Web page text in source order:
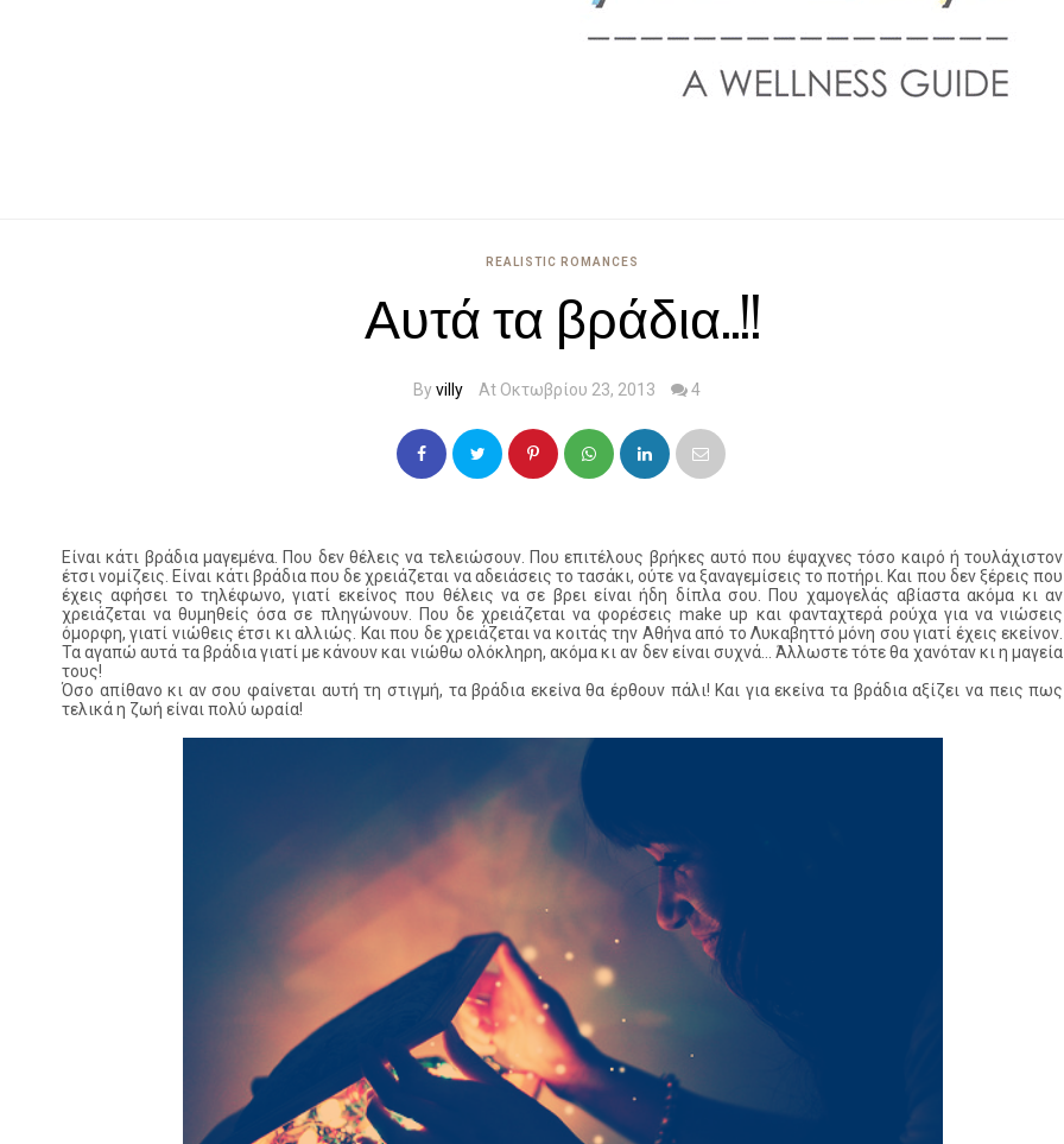
REALISTIC ROMANCES
Αυτά τα βράδια..!!
Byvilly At Οκτωβρίου 23, 2013 4
Είναι κάτι βράδια μαγεμένα. Που δεν θέλεις να τελειώσουν. Που επιτέλους βρήκες αυτό που έψαχνες τόσο καιρό ή τουλάχιστον
έτσι νομίζεις. Είναι κάτι βράδια που δε χρειάζεται να αδειάσεις το τασάκι, ούτε να ξαναγεμίσεις το ποτήρι. Και που δεν ξέρεις που
έχεις αφήσει το τηλέφωνο, γιατί εκείνος που θέλεις να σε βρει είναι ήδη δίπλα σου. Που χαμογελάς αβίαστα ακόμα κι αν
χρειάζεται να θυμηθείς όσα σε πληγώνουν. Που δε χρειάζεται να φορέσεις make up και φανταχτερά ρούχα για να νιώσεις
όμορφη, γιατί νιώθεις έτσι κι αλλιώς. Και που δε χρειάζεται να κοιτάς την Αθήνα από το Λυκαβηττό μόνη σου γιατί έχεις εκείνον.
Τα αγαπώ αυτά τα βράδια γιατί με κάνουν και νιώθω ολόκληρη, ακόμα κι αν δεν είναι συχνά... Άλλωστε τότε θα χανόταν κι η μαγεία
τους!
Όσο απίθανο κι αν σου φαίνεται αυτή τη στιγμή, τα βράδια εκείνα θα έρθουν πάλι! Και για εκείνα τα βράδια αξίζει να πεις πως
τελικά η ζωή είναι πολύ ωραία!